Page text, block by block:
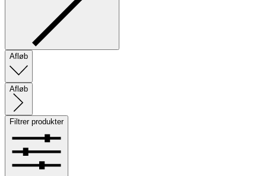
Afløb
Afløb
Filtrer produkter